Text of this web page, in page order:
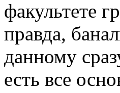
факультете
правда,
данному
есть все